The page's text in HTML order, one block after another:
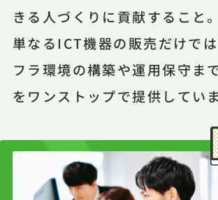
きる人づくりに貢献すること
単なるICT機器の販売だけでは
フラ環境の構築や運用保守ま
をワンストップで提供していま